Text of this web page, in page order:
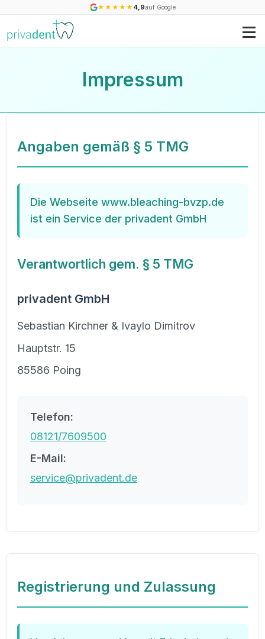
★ ★ ★ ★ ★ 4,9auf Google
Impressum
Angaben gemäß § 5 TMG
Die Webseite www.bleaching-bvzp.de
ist ein Service der privadent GmbH
Verantwortlich gem. § 5 TMG
privadent GmbH
Sebastian Kirchner & Ivaylo Dimitrov
Hauptstr. 15
85586 Poing
Telefon:
08121/7609500
E-Mail:
service@privadent.de
Registrierung und Zulassung